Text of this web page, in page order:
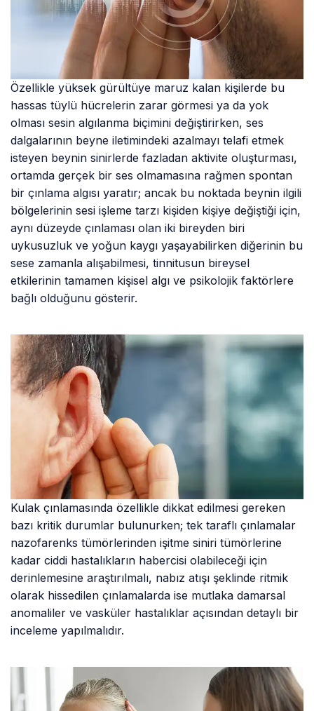
Özellikle yüksek gürültüye maruz kalan kişilerde bu
hassas tüylü hücrelerin zarar görmesi ya da yok
olması sesin algılanma biçimini değiştirirken, ses
dalgalarının beyne iletimindeki azalmayı telafi etmek
isteyen beynin sinirlerde fazladan aktivite oluşturması,
ortamda gerçek bir ses olmamasına rağmen spontan
bir çınlama algısı yaratır; ancak bu noktada beynin ilgili
bölgelerinin sesi işleme tarzı kişiden kişiye değiştiği için,
aynı düzeyde çınlaması olan iki bireyden biri
uykusuzluk ve yoğun kaygı yaşayabilirken diğerinin bu
sese zamanla alışabilmesi, tinnitusun bireysel
etkilerinin tamamen kişisel algı ve psikolojik faktörlere
bağlı olduğunu gösterir.
Kulak çınlamasında özellikle dikkat edilmesi gereken
bazı kritik durumlar bulunurken; tek taraflı çınlamalar
nazofarenks tümörlerinden işitme siniri tümörlerine
kadar ciddi hastalıkların habercisi olabileceği için
derinlemesine araştırılmalı, nabız atışı şeklinde ritmik
olarak hissedilen çınlamalarda ise mutlaka damarsal
anomaliler ve vasküler hastalıklar açısından detaylı bir
inceleme yapılmalıdır.